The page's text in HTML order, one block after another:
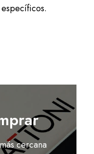
cercana